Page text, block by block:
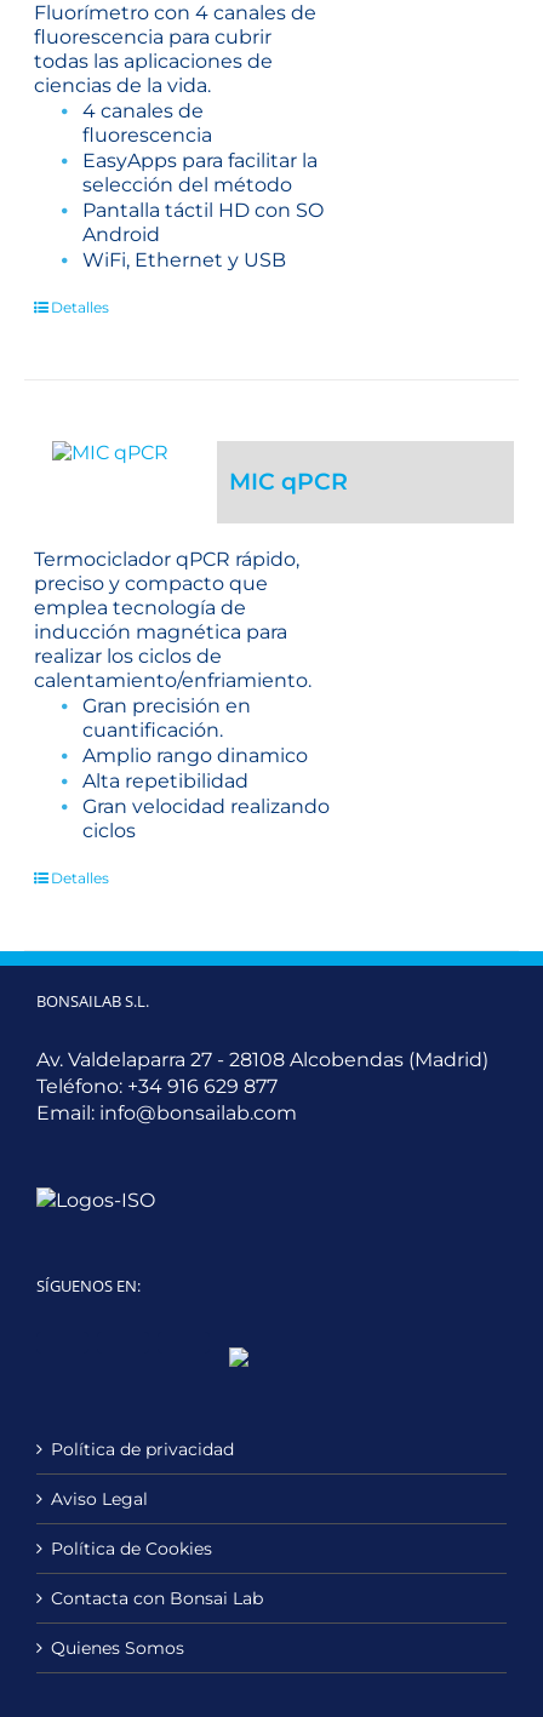
Fluorímetro con 4 canales de
fluorescencia para cubrir
todas las aplicaciones de
ciencias de la vida.
4 canales de
fluorescencia
EasyApps para facilitar la
selección del método
Pantalla táctil HD con SO
Android
WiFi, Ethernet y USB
Detalles
MIC qPCR
Termociclador qPCR rápido,
preciso y compacto que
emplea tecnología de
inducción magnética para
realizar los ciclos de
calentamiento/enfriamiento.
Gran precisión en
cuantificación.
Amplio rango dinamico
Alta repetibilidad
Gran velocidad realizando
ciclos
Detalles
BONSAILAB S.L.
Av. Valdelaparra 27 - 28108 Alcobendas (Madrid)
Teléfono: +34 916 629 877
Email: info@bonsailab.com
SÍGUENOS EN:
LinkedInYouTube
Política de privacidad
Aviso Legal
Política de Cookies
Contacta con Bonsai Lab
Quienes Somos